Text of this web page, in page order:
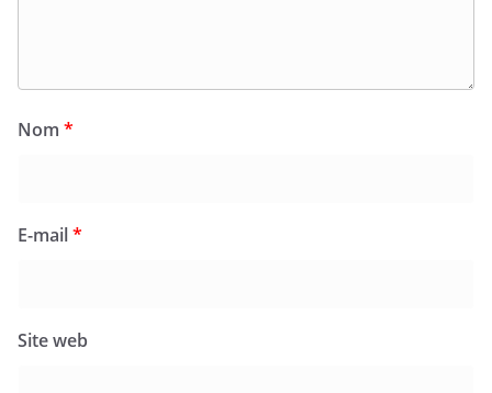
Nom *
E-mail*
Site web